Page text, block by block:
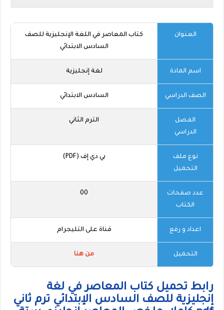
العنوان
كتاب المعاصر في اللغة الإنجليزية للصف
السادس الابتدائي
اسم المادة لغة إنجليزية
الصف الدراسي السادس الابتدائي
الفصل
الدراسي
الترم الثاني
نوع ملف
التحميل
بي دي إف (PDF)
عدد صفحات
الكتاب
00
اعداد و رفع قناة على التليجرام
التحميل من هنا
رابط تحميل كتاب المعاصر في لغة
إنجليزية للصف السادس الإبتدائي ترم ثاني